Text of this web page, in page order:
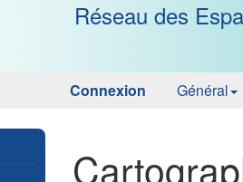
Réseau des
Connexion Général